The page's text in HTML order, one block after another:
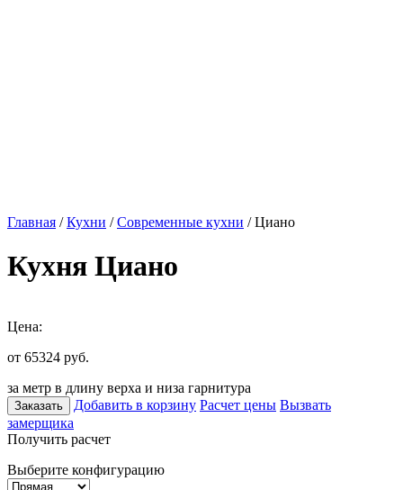
Главная /Кухни /Современные кухни / Циано
Кухня Циано
Цена:
от 65324 руб.
за метр в длину верха и низа гарнитура
Заказать Добавить в корзину Расчет цены Вызвать
замерщика
Получить расчет
Выберите конфигурацию